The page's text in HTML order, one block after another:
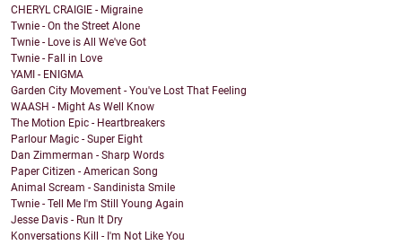
CHERYL CRAIGIE - Migraine
Twnie - On the Street Alone
Twnie - Love is All We've Got
Twnie - Fall in Love
YAMI - ENIGMA
Garden City Movement - You've Lost That Feeling
WAASH - Might As Well Know
The Motion Epic - Heartbreakers
Parlour Magic - Super Eight
Dan Zimmerman - Sharp Words
Paper Citizen - American Song
Animal Scream - Sandinista Smile
Twnie - Tell Me I'm Still Young Again
Jesse Davis - Run It Dry
Konversations Kill - I'm Not Like You